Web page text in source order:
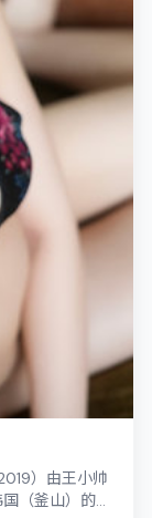
）由王小帅
（釜山）的社